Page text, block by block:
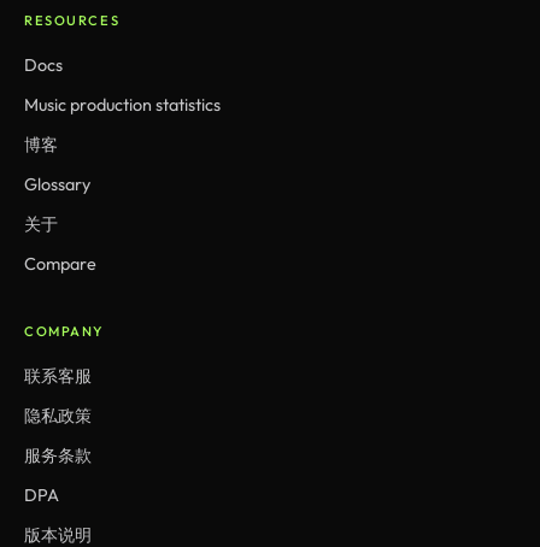
RESOURCES
Docs
Music production statistics
博客
Glossary
关于
Compare
COMPANY
联系客服
隐私政策
服务条款
DPA
版本说明